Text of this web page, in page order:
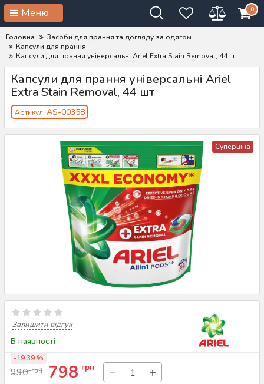
Меню 0
Головна
Засоби для прання та догляду за одягом
Капсули для прання
Капсули для прання універсальні Ariel Extra Stain Removal, 44 шт
Капсули для прання універсальні Ariel
Extra Stain Removal, 44 шт
Артикул: AS-00358
Суперціна
Залишити відгук
В наявності
990 грн 798 грн
-19.39 %
− +